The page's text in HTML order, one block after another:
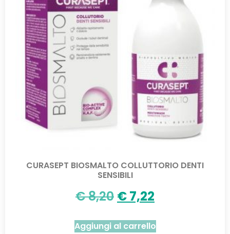
CURASEPT BIOSMALTO COLLUTTORIO DENTI
SENSIBILI
€8,20 €7,22
Aggiungi al carrello